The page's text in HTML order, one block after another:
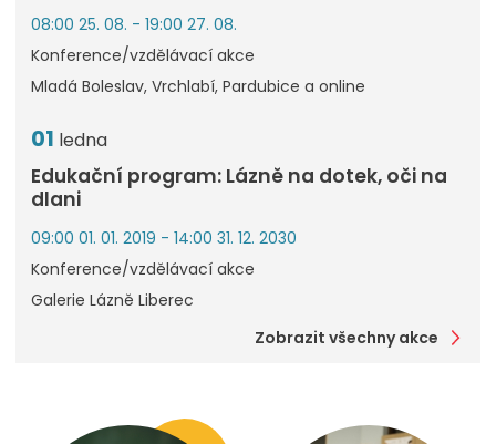
08:00 25. 08. - 19:00 27. 08.
Konference/vzdělávací akce
Mladá Boleslav, Vrchlabí, Pardubice a online
01 ledna
Edukační program: Lázně na dotek, oči na
dlani
09:00 01. 01. 2019 - 14:00 31. 12. 2030
Konference/vzdělávací akce
Galerie Lázně Liberec
Zobrazit všechny akce